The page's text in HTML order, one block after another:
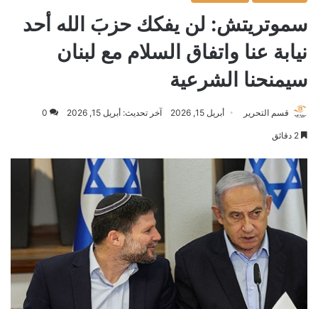
سموتريتش: لن يفكك حزبَ الله أحد
نيابة عنا واتفاق السلام مع لبنان
سيمنحنا الشرعية
قسم التحرير أبريل 15, 2026 آخر تحديث: أبريل 15, 2026 0